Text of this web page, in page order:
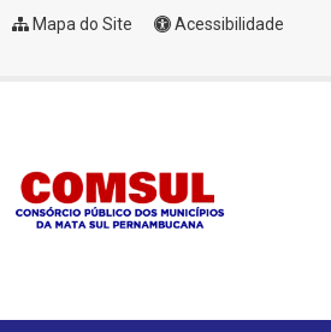
Mapa do Site
Acessibilidade